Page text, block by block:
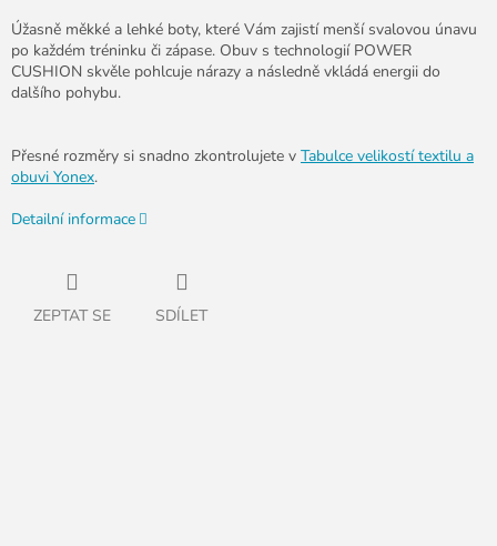
Úžasně měkké a lehké boty, které Vám zajistí menší svalovou únavu
po každém tréninku či zápase. Obuv s technologií POWER
CUSHION skvěle pohlcuje nárazy a následně vkládá energii do
dalšího pohybu.
Přesné rozměry si snadno zkontrolujete v Tabulce velikostí textilu a
obuvi Yonex.
Detailní informace
ZEPTAT SE SDÍLET